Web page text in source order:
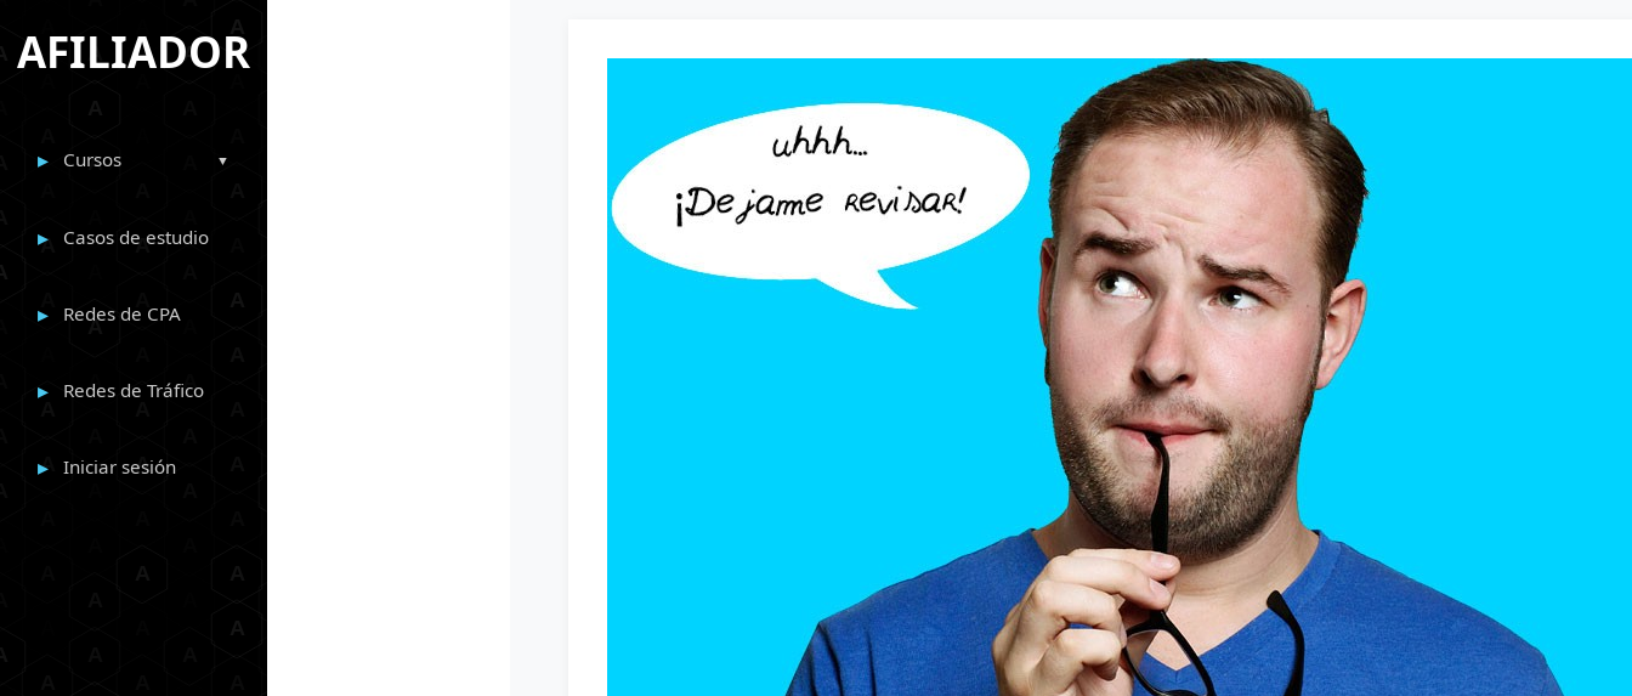
AFILIADOR
Cursos
Casos de estudio
Redes de CPA
Redes de Tráfico
Iniciar sesión